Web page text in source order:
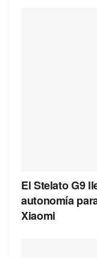
El Stelato G9
autonomía
Xiaomi